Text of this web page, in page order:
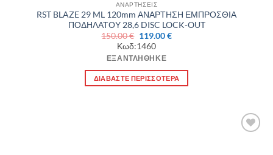
ΑΝΑΡΤΗΣΕΙΣ
RST BLAZE 29 ML 120mm ΑΝΑΡΤΗΣΗ ΕΜΠΡΟΣΘΙΑ
ΠΟΔΗΛΑΤΟΥ 28,6 DISC LOCK-OUT
150.00€ Original
price
was:
150.00 €.
119.00€Η
Κωδ:1460
ΕΞΑΝΤΛΉΘΗΚΕ
ΔΙΑΒΆΣΤΕ ΠΕΡΙΣΣΌΤΕΡΑ